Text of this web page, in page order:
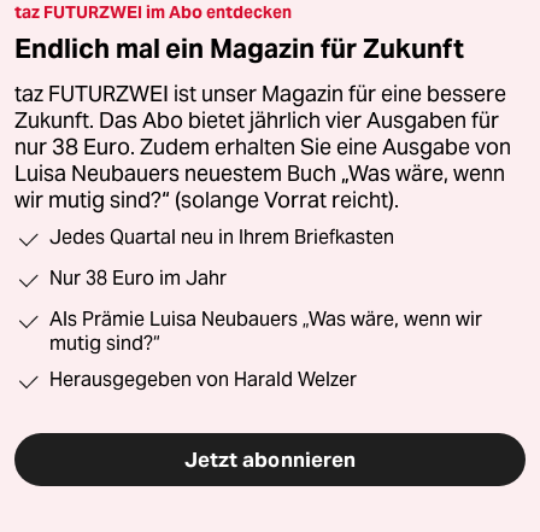
taz FUTURZWEI im Abo entdecken
Endlich mal ein Magazin für Zukunft
taz FUTURZWEI ist unser Magazin für eine bessere
Zukunft. Das Abo bietet jährlich vier Ausgaben für
nur 38 Euro. Zudem erhalten Sie eine Ausgabe von
Luisa Neubauers neuestem Buch „Was wäre, wenn
wir mutig sind?“ (solange Vorrat reicht).
Jedes Quartal neu in Ihrem Briefkasten
Nur 38 Euro im Jahr
Als Prämie Luisa Neubauers „Was wäre, wenn wir
mutig sind?“
Herausgegeben von Harald Welzer
Jetzt abonnieren